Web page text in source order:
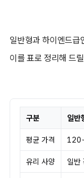
일반형과 하이엔드급
이를 표로 정리해 드
구분 일반
평균 가격
유리 사양 일반